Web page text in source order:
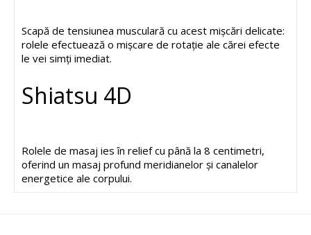
Scapă de tensiunea musculară cu acest mișcări delicate:
rolele efectuează o mișcare de rotație ale cărei efecte
le vei simți imediat.
Shiatsu 4D
Rolele de masaj ies în relief cu până la 8 centimetri,
oferind un masaj profund meridianelor și canalelor
energetice ale corpului.